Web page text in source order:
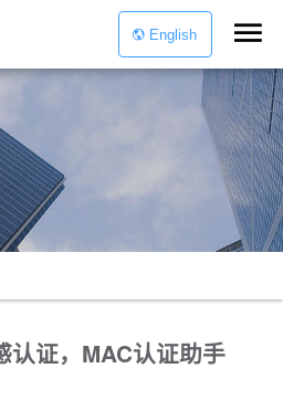
English
证，MAC认证助手